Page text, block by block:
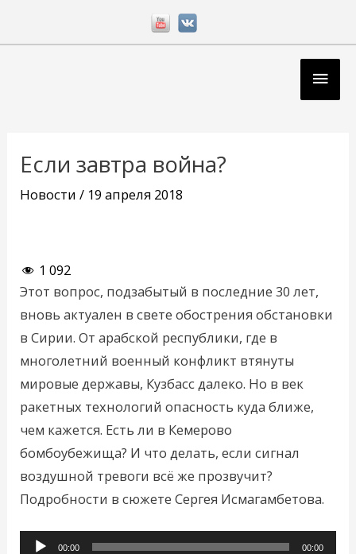
Если завтра война?
Новости / 19 апреля 2018
1 092
Этот вопрос, подзабытый в последние 30 лет,
вновь актуален в свете обострения обстановки
в Сирии. От арабской республики, где в
многолетний военный конфликт втянуты
мировые державы, Кузбасс далеко. Но в век
ракетных технологий опасность куда ближе,
чем кажется. Есть ли в Кемерово
бомбоубежища? И что делать, если сигнал
воздушной тревоги всё же прозвучит?
Подробности в сюжете Сергея Исмагамбетова.
Аудиоплеер
00:00 00:00
записям